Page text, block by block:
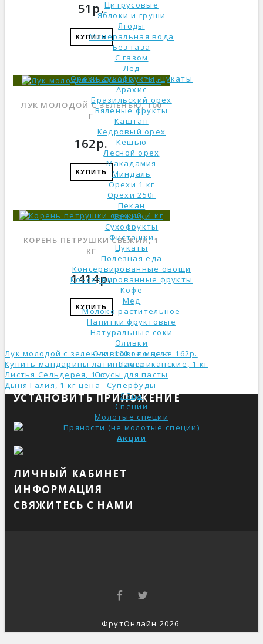
Цитрусовые
Яблоки и груши
Ягоды
Минеральная вода
Без газа
С газом
Лёд
Орехи, сухофрукты, цукаты
Арахис
Бразильский орех
Вяленые фрукты
Каштан
Кедровый орех
Кешью
Лесной орех
Макадамия
Миндаль
Орехи 1 кг
Орехи 250г
Пекан
Семечки
Сухофрукты
Фисташки
Цукаты
Полезная еда
Консервированные овощи
Консервированные фрукты
Кофе
Мед
Молоко растительное
Напитки фруктовые
Натуральные соки
Оливки
Оливковое масло
Паста
Соусы для пасты
Суперфуды
Яйца
Специи
Молотые специи
Пряности (не молотые специи)
Акции
51р.
КУПИТЬ
ЛУК МОЛОДОЙ С ЗЕЛЕНЬЮ, 100
Г
162р.
КУПИТЬ
КОРЕНЬ ПЕТРУШКИ СВЕЖИЙ, 1
КГ
1414р.
КУПИТЬ
Лук молодой с зеленью, 100 г по цене 162р.
Купить мандарины латиноамериканские, 1 кг
Листья Сельдерея, 1 кг
Дыня Галия, 1 кг ценa
УСТАНОВИТЬ ПРИЛОЖЕНИЕ
ЛИЧНЫЙ КАБИНЕТ
ИНФОРМАЦИЯ
СВЯЖИТЕСЬ С НАМИ
ФрутОнлайн 2026